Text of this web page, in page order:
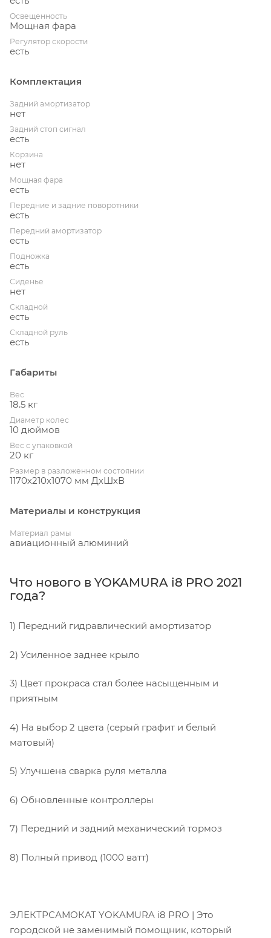
Освещенность
Мощная фара
Регулятор скорости
есть
Комплектация
Задний амортизатор
нет
Задний стоп сигнал
есть
Корзина
нет
Мощная фара
есть
Передние и задние поворотники
есть
Передний амортизатор
есть
Подножка
есть
Сиденье
нет
Складной
есть
Складной руль
есть
Габариты
Вес
18.5 кг
Диаметр колес
10 дюймов
Вес с упаковкой
20 кг
Размер в разложенном состоянии
1170х210х1070 мм ДхШхВ
Материалы и конструкция
Материал рамы
авиационный алюминий
Что нового в YOKAMURA i8 PRO 2021
года?
1) Передний гидравлический амортизатор
2) Усиленное заднее крыло
3) Цвет прокраса стал более насыщенным и
приятным
4) На выбор 2 цвета (серый графит и белый
матовый)
5) Улучшена сварка руля металла
6) Обновленные контроллеры
7) Передний и задний механический тормоз
8) Полный привод (1000 ватт)
ЭЛЕКТРСАМОКАТ YOKAMURA i8 PRO | Это
городской не заменимый помощник, который